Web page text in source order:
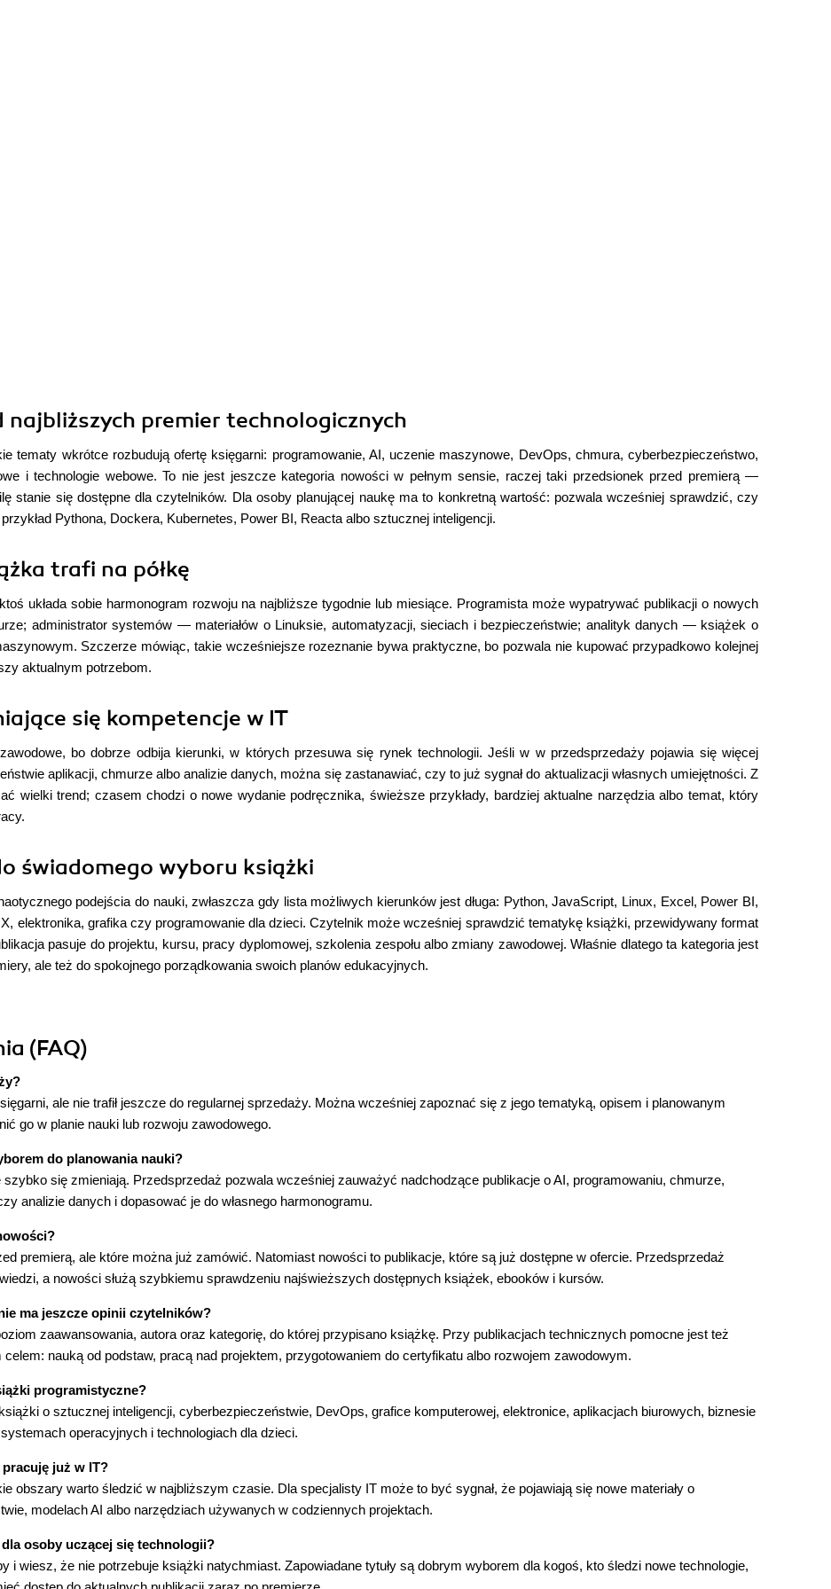
najbliższych premier technologicznych
tematy wkrótce rozbudują ofertę księgarni: programowanie, AI, uczenie maszynowe, DevOps, chmura, cyberbezpieczeństwo,
i technologie webowe. To nie jest jeszcze kategoria nowości w pełnym sensie, raczej taki przedsionek przed premierą —
stanie się dostępne dla czytelników. Dla osoby planującej naukę ma to konkretną wartość: pozwala wcześniej sprawdzić, czy
Pythona, Dockera, Kubernetes, Power BI, Reacta albo sztucznej inteligencji.
trafi na półkę
układa sobie harmonogram rozwoju na najbliższe tygodnie lub miesiące. Programista może wypatrywać publikacji o nowych
administrator systemów — materiałów o Linuksie, automatyzacji, sieciach i bezpieczeństwie; analityk danych — książek o
Szczerze mówiąc, takie wcześniejsze rozeznanie bywa praktyczne, bo pozwala nie kupować przypadkowo kolejnej
aktualnym potrzebom.
się kompetencje w IT
bo dobrze odbija kierunki, w których przesuwa się rynek technologii. Jeśli w w przedsprzedaży pojawia się więcej
aplikacji, chmurze albo analizie danych, można się zastanawiać, czy to już sygnał do aktualizacji własnych umiejętności. Z
wielki trend; czasem chodzi o nowe wydanie podręcznika, świeższe przykłady, bardziej aktualne narzędzia albo temat, który
świadomego wyboru książki
podejścia do nauki, zwłaszcza gdy lista możliwych kierunków jest długa: Python, JavaScript, Linux, Excel, Power BI,
elektronika, grafika czy programowanie dla dzieci. Czytelnik może wcześniej sprawdzić tematykę książki, przewidywany format
pasuje do projektu, kursu, pracy dyplomowej, szkolenia zespołu albo zmiany zawodowej. Właśnie dlatego ta kategoria jest
ale też do spokojnego porządkowania swoich planów edukacyjnych.
(FAQ)
ale nie trafił jeszcze do regularnej sprzedaży. Można wcześniej zapoznać się z jego tematyką, opisem i planowanym
go w planie nauki lub rozwoju zawodowego.
do planowania nauki?
się zmieniają. Przedsprzedaż pozwala wcześniej zauważyć nadchodzące publikacje o AI, programowaniu, chmurze,
analizie danych i dopasować je do własnego harmonogramu.
premierą, ale które można już zamówić. Natomiast nowości to publikacje, które są już dostępne w ofercie. Przedsprzedaż
a nowości służą szybkiemu sprawdzeniu najświeższych dostępnych książek, ebooków i kursów.
ma jeszcze opinii czytelników?
zaawansowania, autora oraz kategorię, do której przypisano książkę. Przy publikacjach technicznych pomocne jest też
nauką od podstaw, pracą nad projektem, przygotowaniem do certyfikatu albo rozwojem zawodowym.
programistyczne?
o sztucznej inteligencji, cyberbezpieczeństwie, DevOps, grafice komputerowej, elektronice, aplikacjach biurowych, biznesie
operacyjnych i technologiach dla dzieci.
już w IT?
obszary warto śledzić w najbliższym czasie. Dla specjalisty IT może to być sygnał, że pojawiają się nowe materiały o
modelach AI albo narzędziach używanych w codziennych projektach.
osoby uczącej się technologii?
i wiesz, że nie potrzebuje książki natychmiast. Zapowiadane tytuły są dobrym wyborem dla kogoś, kto śledzi nowe technologie,